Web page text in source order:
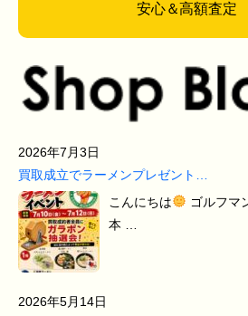
安心＆高額査定
2026年7月3日
買取成立でラーメンプレゼント…
こんにちは
ゴルフマ
本 …
2026年5月14日